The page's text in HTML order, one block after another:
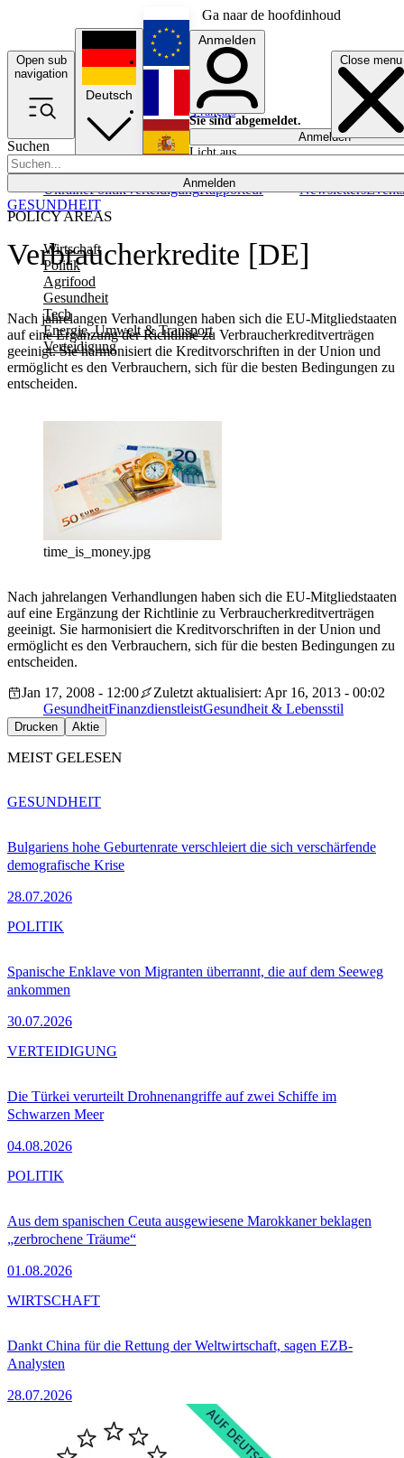
Ga naar de hoofdinhoud
Open sub
navigation
Close menu
Suchen
Anmelden
POLICY AREAS
Wirtschaft
Politik
Agrifood
Gesundheit
Tech
Energie, Umwelt & Transport
Verteidigung
UkrainePolitikVerteidigungRapporteur NewslettersEvents
Deutsch
English
Français
Anmelden
Sie sind abgemeldet.
Anmelden
Licht aus
Verbraucherkredite [DE]
Nach jahrelangen Verhandlungen haben sich die EU-Mitgliedstaaten
auf eine Ergänzung der Richtlinie zu Verbraucherkreditverträgen
geeinigt. Sie harmonisiert die Kreditvorschriften in der Union und
ermöglicht es den Verbrauchern, sich für die besten Bedingungen zu
entscheiden.
GESUNDHEIT
time_is_money.jpg
Nach jahrelangen Verhandlungen haben sich die EU-Mitgliedstaaten
auf eine Ergänzung der Richtlinie zu Verbraucherkreditverträgen
geeinigt. Sie harmonisiert die Kreditvorschriften in der Union und
ermöglicht es den Verbrauchern, sich für die besten Bedingungen zu
entscheiden.
Jan 17, 2008 - 12:00
Zuletzt aktualisiert: Apr 16, 2013 - 00:02
GesundheitFinanzdienstleistGesundheit & Lebensstil
Drucken Aktie
MEIST GELESEN
Bulgariens hohe Geburtenrate verschleiert die sich verschärfende
demografische Krise
28.07.2026
GESUNDHEIT
Spanische Enklave von Migranten überrannt, die auf dem Seeweg
ankommen
30.07.2026
POLITIK
Die Türkei verurteilt Drohnenangriffe auf zwei Schiffe im
Schwarzen Meer
04.08.2026
VERTEIDIGUNG
Aus dem spanischen Ceuta ausgewiesene Marokkaner beklagen
„zerbrochene Träume“
01.08.2026
POLITIK
Dankt China für die Rettung der Weltwirtschaft, sagen EZB-
Analysten
28.07.2026
WIRTSCHAFT